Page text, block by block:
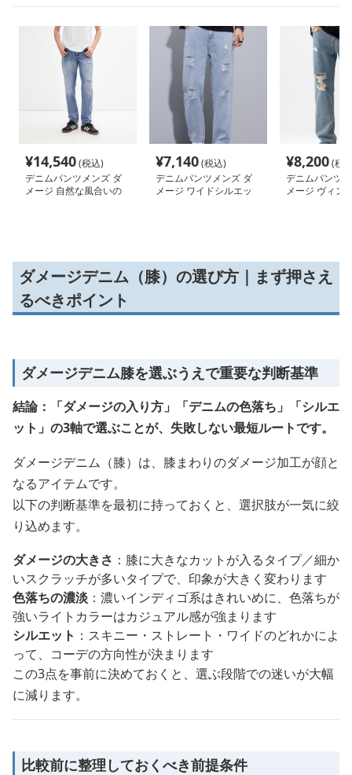
¥14,540(税込)
デニムパンツメンズ ダ
メージ 自然な風合いの
¥7,140(税込)
デニムパンツメンズ ダ
メージ ワイドシルエッ
¥8,200(税
デニムパンツ
メージ ヴィン
ダメージデニム（膝）の選び方｜まず押さえ
るべきポイント
ダメージデニム膝を選ぶうえで重要な判断基準
結論：「ダメージの入り方」「デニムの色落ち」「シルエ
ット」の3軸で選ぶことが、失敗しない最短ルートです。
ダメージデニム（膝）は、膝まわりのダメージ加工が顔と
なるアイテムです。
以下の判断基準を最初に持っておくと、選択肢が一気に絞
り込めます。
ダメージの大きさ ：膝に大きなカットが入るタイプ／細か
いスクラッチが多いタイプで、印象が大きく変わります
色落ちの濃淡 ：濃いインディゴ系はきれいめに、色落ちが
強いライトカラーはカジュアル感が強まります
シルエット ：スキニー・ストレート・ワイドのどれかによ
って、コーデの方向性が決まります
この3点を事前に決めておくと、選ぶ段階での迷いが大幅
に減ります。
比較前に整理しておくべき前提条件